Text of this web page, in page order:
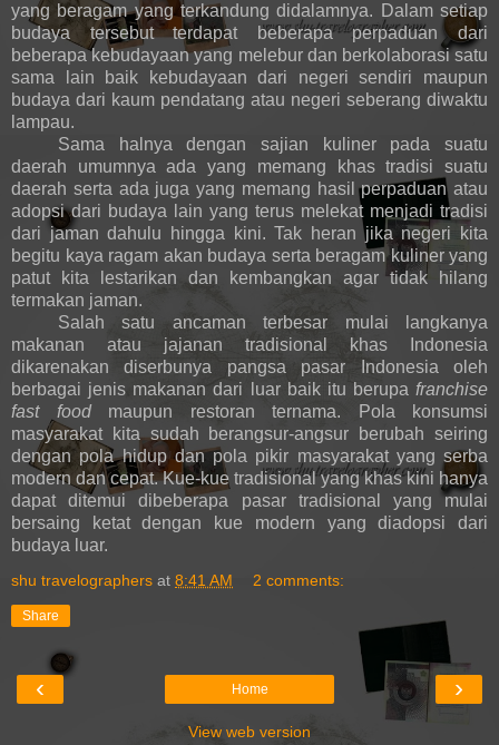
yang beragam yang terkandung didalamnya. Dalam setiap
budaya tersebut terdapat beberapa perpaduan dari
beberapa kebudayaan yang melebur dan berkolaborasi satu
sama lain baik kebudayaan dari negeri sendiri maupun
budaya dari kaum pendatang atau negeri seberang diwaktu
lampau.
Sama halnya dengan sajian kuliner pada suatu
daerah umumnya ada yang memang khas tradisi suatu
daerah serta ada juga yang memang hasil perpaduan atau
adopsi dari budaya lain yang terus melekat menjadi tradisi
dari jaman dahulu hingga kini. Tak heran jika negeri kita
begitu kaya ragam akan budaya serta beragam kuliner yang
patut kita lestarikan dan kembangkan agar tidak hilang
termakan jaman.
Salah satu ancaman terbesar mulai langkanya
makanan atau jajanan tradisional khas Indonesia
dikarenakan diserbunya pangsa pasar Indonesia oleh
berbagai jenis makanan dari luar baik itu berupa franchise
fast foodmaupun restoran ternama. Pola konsumsi
masyarakat kita sudah berangsur-angsur berubah seiring
dengan pola hidup dan pola pikir masyarakat yang serba
modern dan cepat. Kue-kue tradisional yang khas kini hanya
dapat ditemui dibeberapa pasar tradisional yang mulai
bersaing ketat dengan kue modern yang diadopsi dari
budaya luar.
shu travelographers at 8:41 AM 2 comments:
Share
‹ ›
Home
View web version